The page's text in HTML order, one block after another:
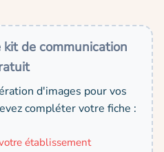
kit de communication
d'images pour vos
compléter votre fiche :
établissement